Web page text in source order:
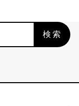
検索